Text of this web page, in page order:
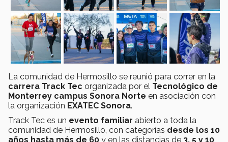
La comunidad de Hermosillo se reunió para correr en la
carrera Track Tec organizada por el Tecnológico de
Monterrey campus Sonora Norte en asociación con
la organización EXATEC Sonora.
Track Tec es un evento familiar abierto a toda la
comunidad de Hermosillo, con categorías desde los 10
años hasta más de 60 y en las distancias de 3, 5 y 10